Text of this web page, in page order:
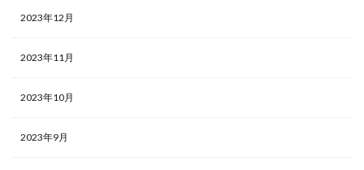
2023年12月
2023年11月
2023年10月
2023年9月